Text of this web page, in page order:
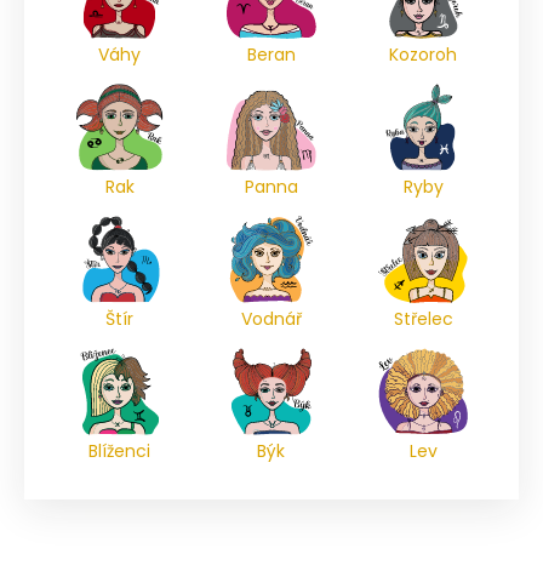
Váhy Beran Kozoroh
Rak Panna Ryby
Štír Vodnář Střelec
Blíženci Býk Lev